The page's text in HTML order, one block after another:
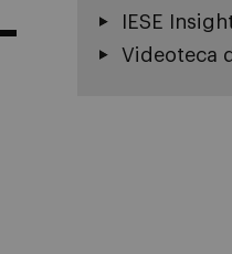
IESE
Videoteca